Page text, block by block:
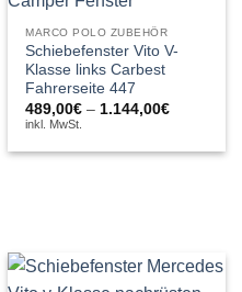
MARCO POLO ZUBEHÖR
Schiebefenster Vito V-
Klasse links Carbest
Fahrerseite 447
489,00€ – 1.144,00€
1.144,00€
inkl. MwSt.